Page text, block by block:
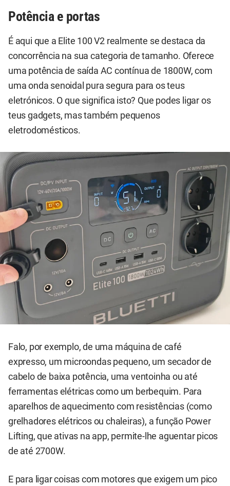
Potência e portas
É aqui que a Elite 100 V2 realmente se destaca da
concorrência na sua categoria de tamanho. Oferece
uma potência de saída AC contínua de 1800W, com
uma onda senoidal pura segura para os teus
eletrónicos. O que significa isto? Que podes ligar os
teus gadgets, mas também pequenos
eletrodomésticos.
Falo, por exemplo, de uma máquina de café
expresso, um microondas pequeno, um secador de
cabelo de baixa potência, uma ventoinha ou até
ferramentas elétricas como um berbequim. Para
aparelhos de aquecimento com resistências (como
grelhadores elétricos ou chaleiras), a função Power
Lifting, que ativas na app, permite-lhe aguentar picos
de até 2700W.
E para ligar coisas com motores que exigem um pico